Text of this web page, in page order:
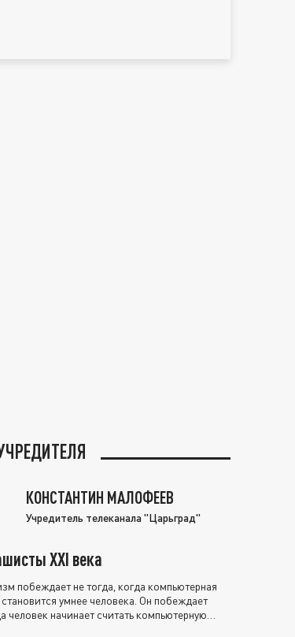
КОНСТАНТИН МАЛОФЕЕВ
Учредитель телеканала "Царьград"
XXI века
побеждает не тогда, когда компьютерная
умнее человека. Он побеждает
человек начинает считать компьютерную